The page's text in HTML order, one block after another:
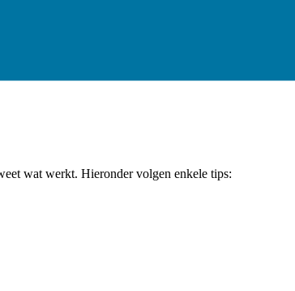
wat werkt. Hieronder volgen enkele tips: